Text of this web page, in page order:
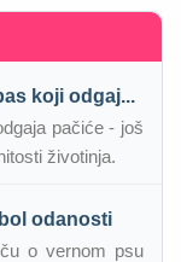
koji odgaj...
pačiće - još
životinja.
odanosti
o vernom psu